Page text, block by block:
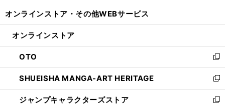
開
ン
ウ
で
開
く
ウ
ン
ド
ウ
で
開
く
オンラインストア・ その他WEBサービス
オンラインストア
OTO
新
し
い
ウ
ィ
SHUEISHA MANGA-ART HERITAGE
新
し
い
ジャンプキャラクターズストア
新